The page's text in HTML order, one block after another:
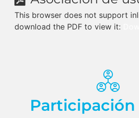
This browser does not support
download the PDF to view it:
Participación